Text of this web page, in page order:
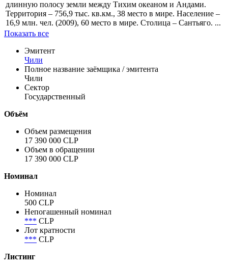
длинную полосу земли между Тихим океаном и Андами.
Территория – 756,9 тыс. кв.км., 38 место в мире. Население –
16,9 млн. чел. (2009), 60 место в мире. Столица – Сантьяго. ...
Показать все
Эмитент
Чили
Полное название заёмщика / эмитента
Чили
Сектор
Государственный
Объём
Объем размещения
17 390 000 CLP
Объем в обращении
17 390 000 CLP
Номинал
Номинал
500 CLP
Непогашенный номинал
*** CLP
Лот кратности
*** CLP
Листинг